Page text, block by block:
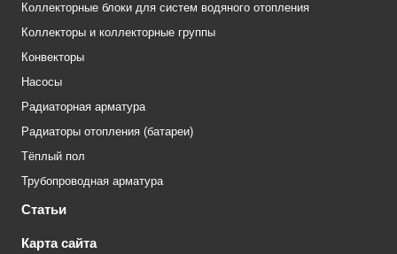
Коллекторные блоки для систем водяного отопления
Коллекторы и коллекторные группы
Конвекторы
Насосы
Радиаторная арматура
Радиаторы отопления (батареи)
Тёплый пол
Трубопроводная арматура
Статьи
Карта сайта